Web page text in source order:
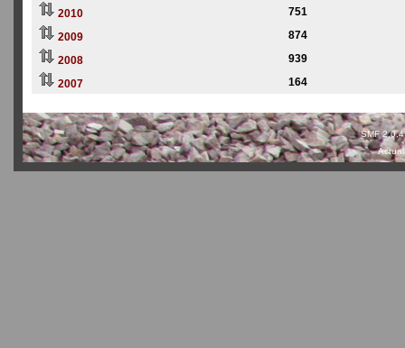
2010
751
2009
874
2008
939
2007
164
SMF 2.0.4